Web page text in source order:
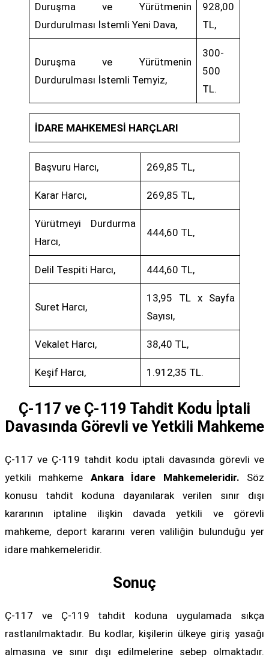
Duruşma ve Yürütmenin
Durdurulması İstemli Yeni Dava,
928,00
TL,
Duruşma ve Yürütmenin
Durdurulması İstemli Temyiz,
300-
500
TL.
İDARE MAHKEMESİ HARÇLARI
Başvuru Harcı, 269,85 TL,
Karar Harcı, 269,85 TL,
Yürütmeyi Durdurma
Harcı,
444,60 TL,
Delil Tespiti Harcı, 444,60 TL,
Suret Harcı,
13,95 TL x Sayfa
Sayısı,
Vekalet Harcı, 38,40 TL,
Keşif Harcı, 1.912,35 TL.
Ç-117 ve Ç-119 Tahdit Kodu İptali
Davasında Görevli ve Yetkili Mahkeme
Ç-117 ve Ç-119 tahdit kodu iptali davasında görevli ve
yetkili mahkeme Ankara İdare Mahkemeleridir. Söz
konusu tahdit koduna dayanılarak verilen sınır dışı
kararının iptaline ilişkin davada yetkili ve görevli
mahkeme, deport kararını veren valiliğin bulunduğu yer
idare mahkemeleridir.
Sonuç
Ç-117 ve Ç-119 tahdit koduna uygulamada sıkça
rastlanılmaktadır. Bu kodlar, kişilerin ülkeye giriş yasağı
almasına ve sınır dışı edilmelerine sebep olmaktadır.